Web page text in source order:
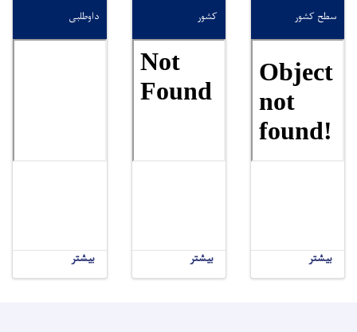
سطح کشور
بیشتر
کشور
بیشتر
داوطلبی
بیشتر